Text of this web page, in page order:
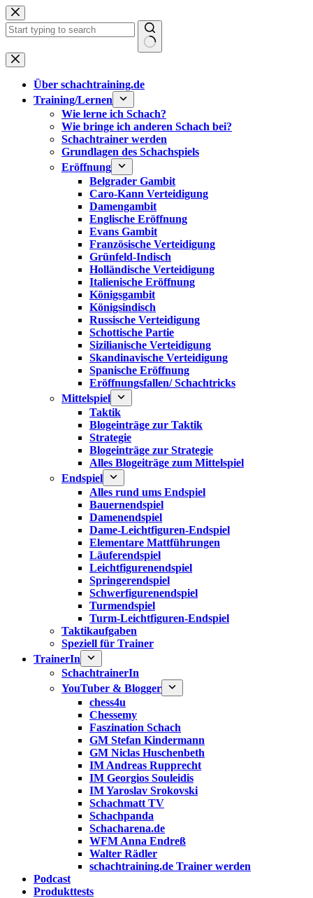
Zum
Inhalt
springen
Keine
Ergebnisse
Über schachtraining.de
Training/Lernen
Wie lerne ich Schach?
Wie bringe ich anderen Schach bei?
Schachtrainer werden
Grundlagen des Schachspiels
Eröffnung
Belgrader Gambit
Caro-Kann Verteidigung
Damengambit
Englische Eröffnung
Evans Gambit
Französische Verteidigung
Grünfeld-Indisch
Holländische Verteidigung
Italienische Eröffnung
Königsgambit
Königsindisch
Russische Verteidigung
Schottische Partie
Sizilianische Verteidigung
Skandinavische Verteidigung
Spanische Eröffnung
Eröffnungsfallen/ Schachtricks
Mittelspiel
Taktik
Blogeinträge zur Taktik
Strategie
Blogeinträge zur Strategie
Alles Blogeiträge zum Mittelspiel
Endspiel
Alles rund ums Endspiel
Bauernendspiel
Damenendspiel
Dame-Leichtfiguren-Endspiel
Elementare Mattführungen
Läuferendspiel
Leichtfigurenendspiel
Springerendspiel
Schwerfigurenendspiel
Turmendspiel
Turm-Leichtfiguren-Endspiel
Taktikaufgaben
Speziell für Trainer
TrainerIn
SchachtrainerIn
YouTuber & Blogger
chess4u
Chessemy
Faszination Schach
GM Stefan Kindermann
GM Niclas Huschenbeth
IM Andreas Rupprecht
IM Georgios Souleidis
IM Yaroslav Srokovski
Schachmatt TV
Schachpanda
Schacharena.de
WFM Anna Endreß
Walter Rädler
schachtraining.de Trainer werden
Podcast
Produkttests